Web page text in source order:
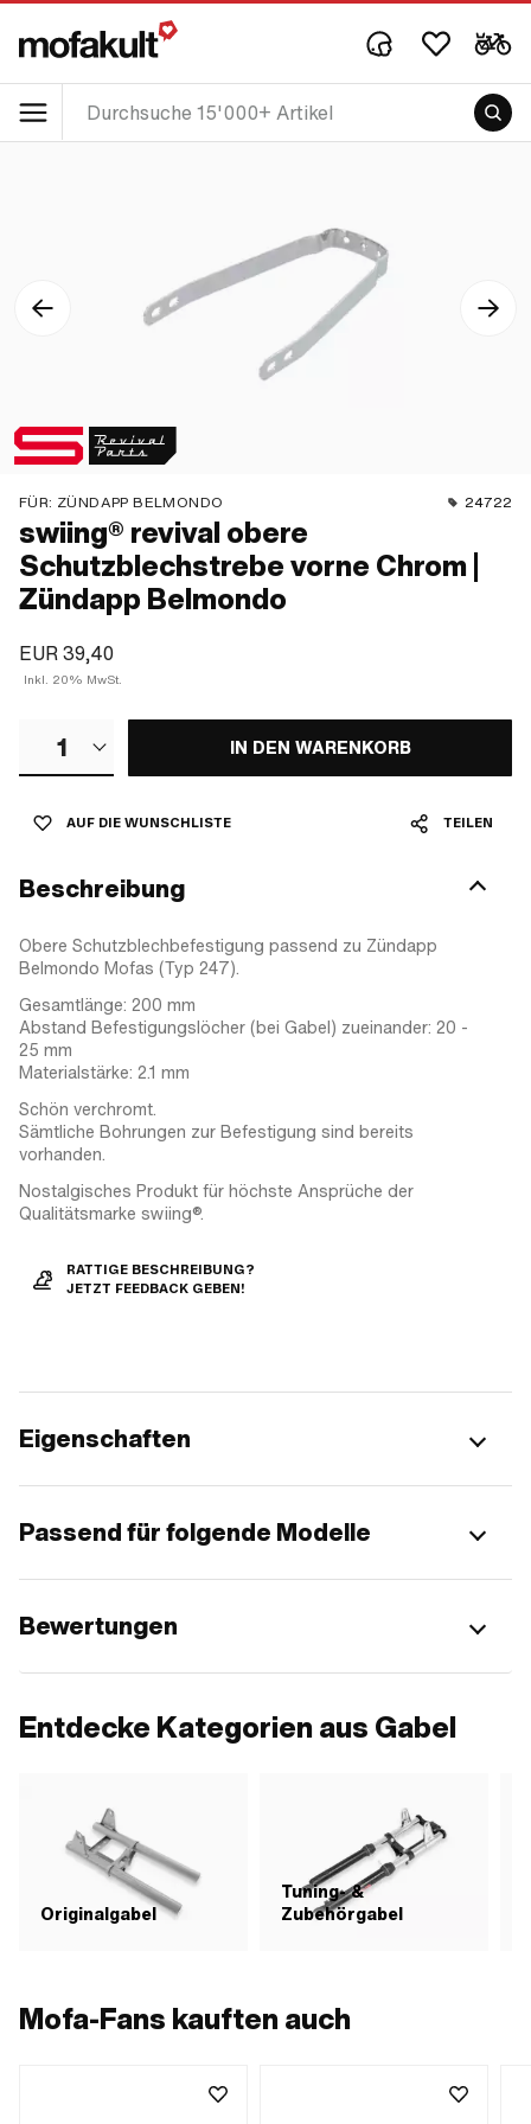
FÜR: ZÜNDAPP BELMONDO 24722
swiing® revival obere
Schutzblechstrebe vorne Chrom |
Zündapp Belmondo
EUR 39,40
Inkl. 20% MwSt.
1 IN DEN WARENKORB
AUF DIE WUNSCHLISTE TEILEN
Beschreibung
Obere Schutzblechbefestigung passend zu Zündapp
Belmondo Mofas (Typ 247).
Gesamtlänge: 200 mm
Abstand Befestigungslöcher (bei Gabel) zueinander: 20 -
25 mm
Materialstärke: 2.1 mm
Schön verchromt.
Sämtliche Bohrungen zur Befestigung sind bereits
vorhanden.
Nostalgisches Produkt für höchste Ansprüche der
Qualitätsmarke swiing®.
RATTIGE BESCHREIBUNG?
JETZT FEEDBACK GEBEN!
Eigenschaften
Passend für folgende Modelle
Bewertungen
Entdecke Kategorien aus Gabel
Originalgabel
Tuning- &
Zubehörgabel
Mofa-Fans kauften auch